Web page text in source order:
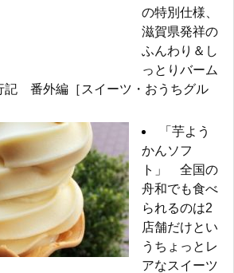
の特別仕様、
滋賀県発祥の
ふんわり＆し
っとりバーム
番外編［スイーツ・おうちグル
「芋よう
かんソフ
ト」 全国の
舟和でも食べ
られるのは2
店舗だけとい
うちょっとレ
アなスイーツ